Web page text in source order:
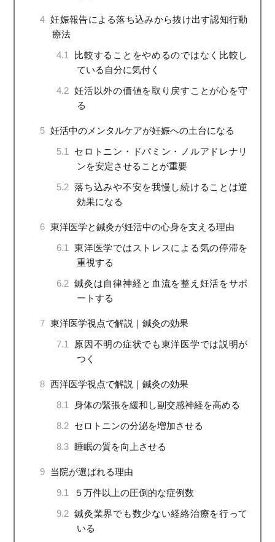
4 妊娠報告による落ち込みから抜け出す認知行動
療法
4.1
比較することをやめるのではなく比較し
ている自分に気付く
4.2 妊活以外の価値を取り戻すことが心を守
る
5 妊活中のメンタルケアが妊娠への土台になる
5.1
セロトニン・ドパミン・ノルアドレナリ
ンを安定させることが重要
5.2 落ち込みや不安を我慢し続けることは逆
効果になる
6 東洋医学と鍼灸が妊活中の心身を支える理由
6.1
東洋医学ではストレスによる気の停滞を
重視する
6.2 鍼灸は自律神経と血流を整え妊活をサポ
ートする
7 東洋医学視点で解説｜鍼灸の効果
7.1
原因不明の症状でも東洋医学では説明が
つく
8 西洋医学視点で解説｜鍼灸の効果
8.1
身体の緊張を緩和し副交感神経を高める
8.2
セロトニンの分泌を増加させる
8.3 睡眠の質を向上させる
9 当院が選ばれる理由
9.1
５万件以上の圧倒的な症例数
9.2 鍼灸業界でも数少ない経絡治療を行って
いる